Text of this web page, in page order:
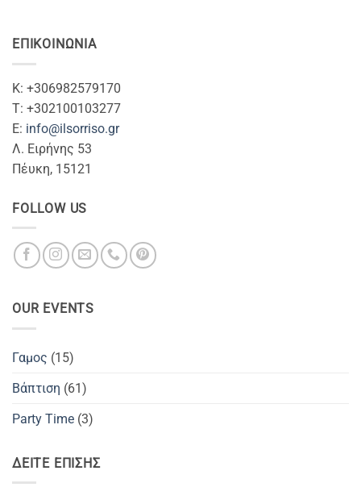
ΕΠΙΚΟΙΝΩΝΊΑ
Κ: +306982579170
T: +302100103277
Ε: info@ilsorriso.gr
Λ. Ειρήνης 53
Πέυκη, 15121
FOLLOW US
OUR EVENTS
Γαμος (15)
Βάπτιση (61)
Party Time (3)
ΔΕΙΤΕ ΕΠΙΣΗΣ